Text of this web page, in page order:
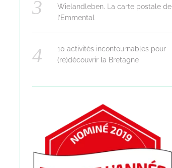
Wielandleben. La carte postale de
l’Emmental
10 activités incontournables pour
(re)découvrir la Bretagne